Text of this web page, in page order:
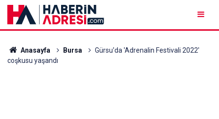
Anasayfa Bursa
Gürsu'da 'Adrenalin Festivali 2022'
coşkusu yaşandı